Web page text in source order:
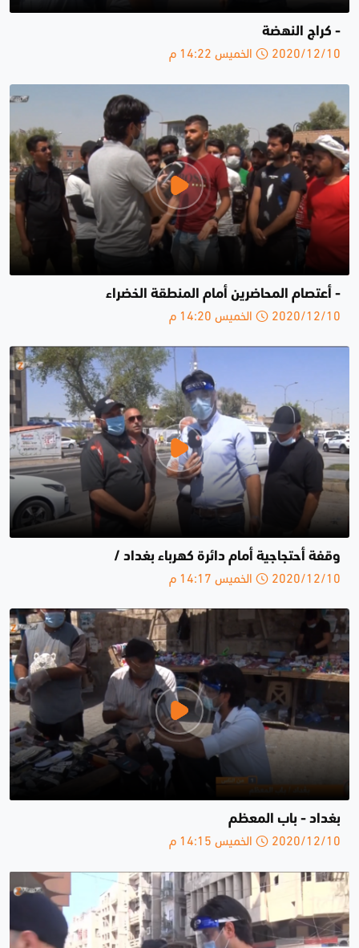
- كراج النهضة
2020/12/10 الخميس 14:22 م
- أعتصام المحاضرين أمام المنطقة الخضراء
2020/12/10 الخميس 14:20 م
وقفة أحتجاجية أمام دائرة كهرباء بغداد /
2020/12/10 الخميس 14:17 م
بغداد - باب المعظم
2020/12/10 الخميس 14:15 م